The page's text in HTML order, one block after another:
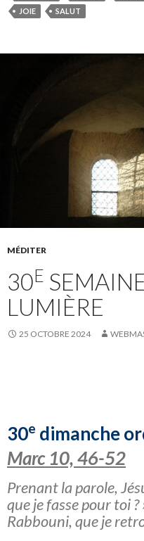
JOIE
SALUT
MÉDITER
30E
LUMIÈRE
25 OCTOBRE 2024
30e dimanche
Marc 10, 46-52
Prenant la parole,
que je fasse pour toi ?
Rabbouni, que je